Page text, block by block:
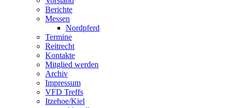
Berichte
Messen
Nordpferd
Termine
Reitrecht
Kontakte
Mitglied werden
Archiv
Impressum
VFD Treffs
Itzehoe/Kiel